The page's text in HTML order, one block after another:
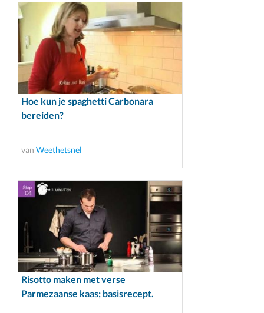
Hoe kun je spaghetti Carbonara
bereiden?
van Weethetsnel
Risotto maken met verse
Parmezaanse kaas; basisrecept.